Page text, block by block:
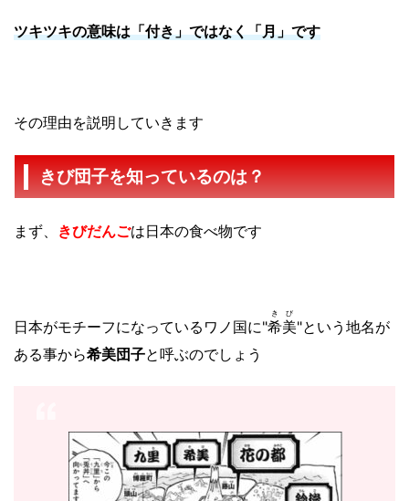
ツキツキの意味は「付き」ではなく「月」です
その理由を説明していきます
きび団子を知っているのは？
まず、 きびだんごは日本の食べ物です
日本がモチーフになっているワノ国に"希美
きび
"という地名が
ある事から希美団子と呼ぶのでしょう